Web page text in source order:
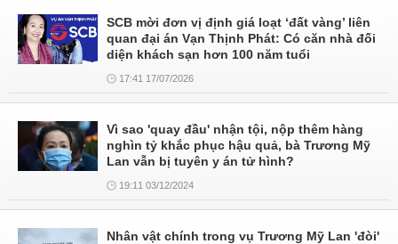
SCB mời đơn vị định giá loạt ‘đất vàng’ liên
quan đại án Vạn Thịnh Phát: Có căn nhà đối
diện khách sạn hơn 100 năm tuổi
17:41 17/07/2026
Vì sao 'quay đầu' nhận tội, nộp thêm hàng
nghìn tỷ khắc phục hậu quả, bà Trương Mỹ
Lan vẫn bị tuyên y án tử hình?
19:11 03/12/2024
Nhân vật chính trong vụ Trương Mỹ Lan 'đòi'